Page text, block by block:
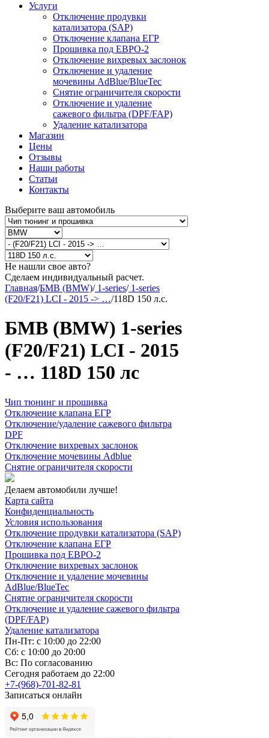
Услуги
Отключение продувки
катализатора (SAP)
Отключение клапана ЕГР
Прошивка под ЕВРО-2
Отключение вихревых заслонок
Отключение и удаление
мочевины AdBlue/BlueTec
Снятие ограничителя скорости
Отключение и удаление
сажевого фильтра (DPF/FAP)
Удаление катализатора
Магазин
Цены
Отзывы
Наши работы
Статьи
Контакты
Выберите ваш автомобиль
Не нашли свое авто?
Сделаем индивидуальный расчет.
Главная/БМВ (BMW)/1-series/1-series
(F20/F21) LCI - 2015 -> …/118D 150 л.с.
БМВ (BMW) 1-series
(F20/F21) LCI - 2015
- … 118D 150 лс
Чип тюнинг и прошивка
Отключение клапана ЕГР
Отключение/удаление сажевого фильтра
DPF
Отключение вихревых заслонок
Отключение мочевины Adblue
Снятие ограничителя скорости
Делаем автомобили лучше!
Карта сайта
Конфиденциальность
Условия использования
Отключение продувки катализатора (SAP)
Отключение клапана ЕГР
Прошивка под ЕВРО-2
Отключение вихревых заслонок
Отключение и удаление мочевины
AdBlue/BlueTec
Снятие ограничителя скорости
Отключение и удаление сажевого фильтра
(DPF/FAP)
Удаление катализатора
Пн-Пт: с 10:00 до 22:00
Сб: с 10:00 до 20:00
Вс: По согласованию
Сегодня работаем до 22:00
+7-(968)-701-82-81
Записаться онлайн